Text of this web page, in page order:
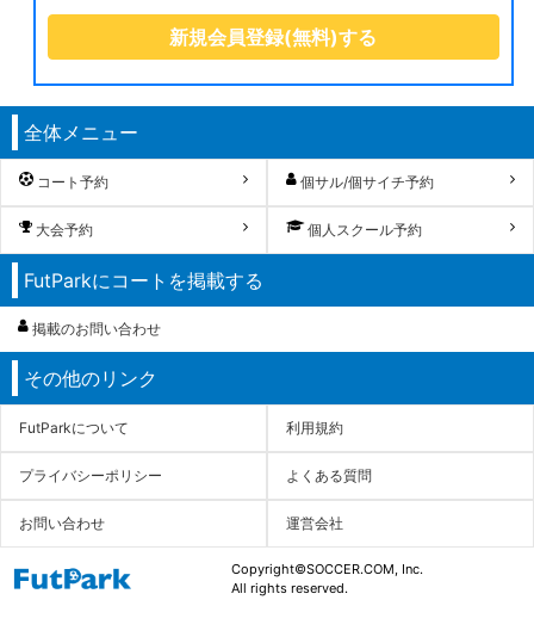
全体メニュー
コート予約 個サル/個サイチ予約
大会予約 個人スクール予約
FutParkにコートを掲載する
掲載のお問い合わせ
その他のリンク
FutParkについて 利用規約
プライバシーポリシー よくある質問
お問い合わせ 運営会社
Copyright©SOCCER.COM, Inc.
All rights reserved.